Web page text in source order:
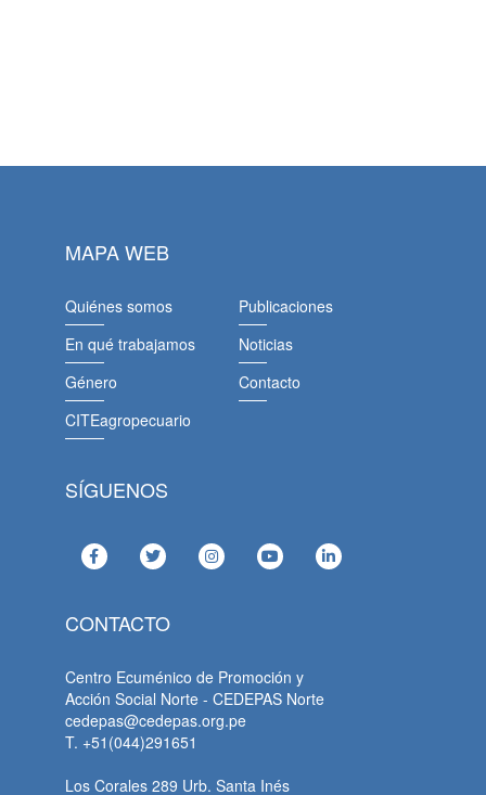
MAPA WEB
Quiénes somos
En qué trabajamos
Género
CITEagropecuario
Publicaciones
Noticias
Contacto
SÍGUENOS
CONTACTO
Centro Ecuménico de Promoción y
Acción Social Norte - CEDEPAS Norte
cedepas@cedepas.org.pe
T. +51(044)291651
Los Corales 289 Urb. Santa Inés